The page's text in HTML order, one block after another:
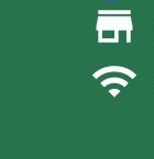
store
wifi